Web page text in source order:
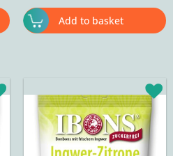
Add to basket